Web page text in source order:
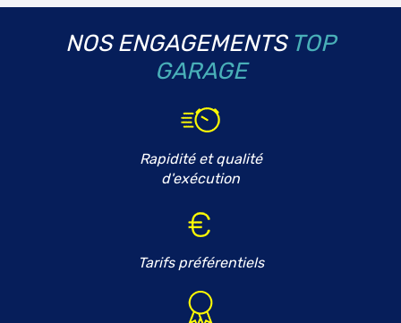
NOS ENGAGEMENTS TOP
GARAGE
Rapidité et qualité
d'exécution
Tarifs préférentiels